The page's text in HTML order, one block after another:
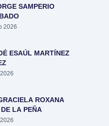
SAMPERIO
2026
ESAÚL MARTÍNEZ
ROXANA
LA PEÑA